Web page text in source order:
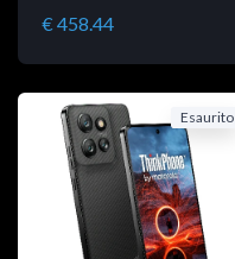
€ 458.44
Esaurito